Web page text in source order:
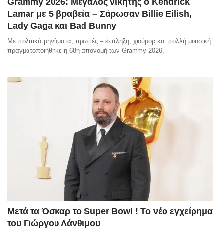
Lamar με 5 βραβεία – Σάρωσαν Billie Eilish,
Lady Gaga και Bad Bunny
Με πολιτικά μηνύματα, πρωτιές – έκπληξη, χιούμορ και πολλή μουσική
πραγματοποιήθηκε η 68η απονομή των Grammy 2026,
Μετά τα Όσκαρ το Super Bowl ! Το νέο εγχείρημα
του Γιώργου Λάνθιμου